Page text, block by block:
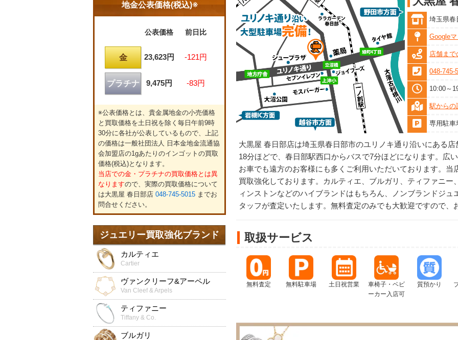
埼玉県春
Google
店舗ま
048-745-
10:00～
駅からの
専用駐車
大黒屋 春日部店は埼玉県春日部市のユリノキ通り沿いにある
18分ほどで、春日部駅西口からバスで7分ほどになります。広
お車でも遠方のお客様にも多くご利用いただいております。
買取強化しております。カルティエ、ブルガリ、ティファニ
ィンストンなどのハイブランドはもちろん、ノンブランドジ
タッフが査定いたします。無料査定のみでも大歓迎ですので、
取扱サービス
無料査定 無料駐車場 土日祝営業
車椅子・ベビ
ーカー入店可
質預かり
地金公表価格(税込)※
公表価格 前日比
金 23,623円 -121円
プラチナ 9,475円 -83円
※公表価格とは、貴金属地金の小売価格
と買取価格を土日祝を除く毎日午前9時
30分に各社が公表しているもので、上記
の価格は一般社団法人 日本金地金流通協
会加盟店の1gあたりのインゴットの買取
価格(税込)となります。
当店での金・プラチナの買取価格とは異
なりますので、実際の買取価格について
は大黒屋 春日部店 048-745-5015までお
問合せください。
ジュエリー買取強化ブランド
カルティエ
Cartier
ヴァンクリーフ&アーペル
Van Cleef & Arpels
ティファニー
Tiffany & Co.
ブルガリ